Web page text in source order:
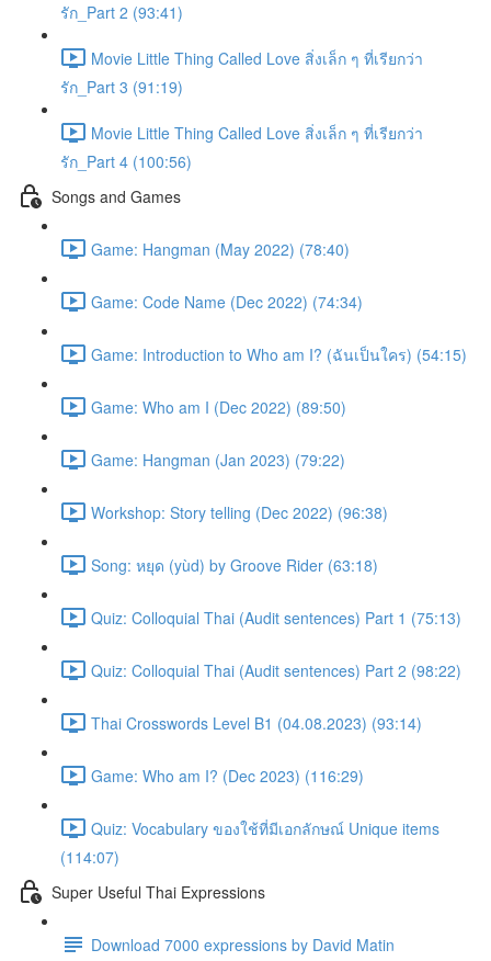
รัก_Part 2 (93:41)
Movie Little Thing Called Love สิ่งเล็ก ๆ ที่เรียกว่า
รัก_Part 3 (91:19)
Movie Little Thing Called Love สิ่งเล็ก ๆ ที่เรียกว่า
รัก_Part 4 (100:56)
Songs and Games
Game: Hangman (May 2022) (78:40)
Game: Code Name (Dec 2022) (74:34)
Game: Introduction to Who am I? (ฉันเป็นใคร) (54:15)
Game: Who am I (Dec 2022) (89:50)
Game: Hangman (Jan 2023) (79:22)
Workshop: Story telling (Dec 2022) (96:38)
Song: หยุด (yùd) by Groove Rider (63:18)
Quiz: Colloquial Thai (Audit sentences) Part 1 (75:13)
Quiz: Colloquial Thai (Audit sentences) Part 2 (98:22)
Thai Crosswords Level B1 (04.08.2023) (93:14)
Game: Who am I? (Dec 2023) (116:29)
Quiz: Vocabulary ของใช้ที่มีเอกลักษณ์ Unique items
(114:07)
Super Useful Thai Expressions
Download 7000 expressions by David Matin